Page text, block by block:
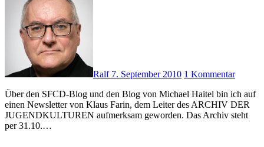
Ralf 7. September 2010 1 Kommentar
Über den SFCD-Blog und den Blog von Michael Haitel bin ich auf
einen Newsletter von Klaus Farin, dem Leiter des ARCHIV DER
JUGENDKULTUREN aufmerksam geworden. Das Archiv steht
per 31.10.…